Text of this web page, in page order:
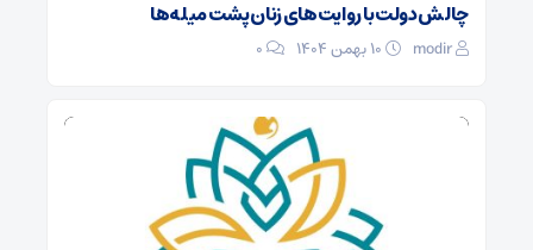
چالش دولت با روایت‌های زنان پشت میله‌ها
modir
0